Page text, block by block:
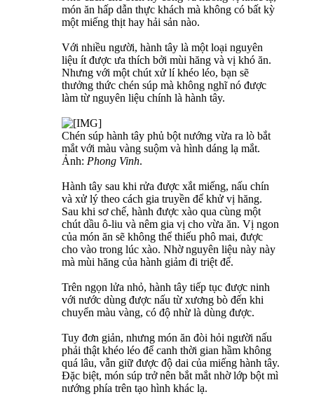
món ăn hấp dẫn thực khách mà không có bất kỳ
một miếng thịt hay hải sản nào.
Với nhiều người, hành tây là một loại nguyên
liệu ít được ưa thích bởi mùi hăng và vị khó ăn.
Nhưng với một chút xử lí khéo léo, bạn sẽ
thưởng thức chén súp mà không nghĩ nó được
làm từ nguyên liệu chính là hành tây.
Chén súp hành tây phủ bột nướng vừa ra lò bắt
mắt với màu vàng suộm và hình dáng lạ mắt.
Ảnh: Phong Vinh.
Hành tây sau khi rửa được xắt miếng, nấu chín
và xử lý theo cách gia truyền để khử vị hăng.
Sau khi sơ chế, hành được xào qua cùng một
chút dầu ô-liu và nêm gia vị cho vừa ăn. Vị ngon
của món ăn sẽ không thể thiếu phô mai, được
cho vào trong lúc xào. Nhờ nguyên liệu này này
mà mùi hăng của hành giảm đi triệt để.
Trên ngọn lửa nhỏ, hành tây tiếp tục được ninh
với nước dùng được nấu từ xương bò đến khi
chuyển màu vàng, có độ nhừ là dùng được.
Tuy đơn giản, nhưng món ăn đòi hỏi người nấu
phải thật khéo léo để canh thời gian hầm không
quá lâu, vẫn giữ được độ dai của miếng hành tây.
Đặc biệt, món súp trở nên bắt mắt nhờ lớp bột mì
nướng phía trên tạo hình khác lạ.